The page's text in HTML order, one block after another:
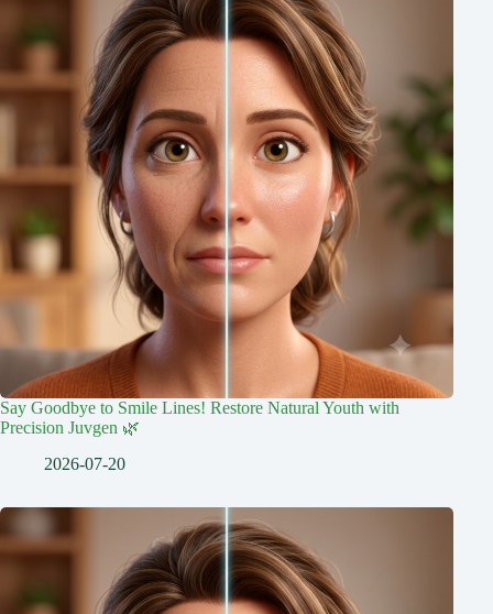
Say Goodbye to Smile Lines! Restore Natural Youth with
Precision Juvgen 🌿
2026-07-20